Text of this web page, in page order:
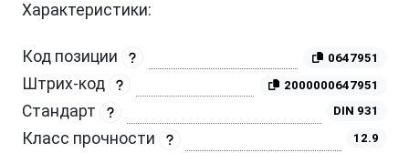
Характеристики:
Код позиции 0647951
Штрих-код 2000000647951
Стандарт DIN 931
Класс прочности 12.9